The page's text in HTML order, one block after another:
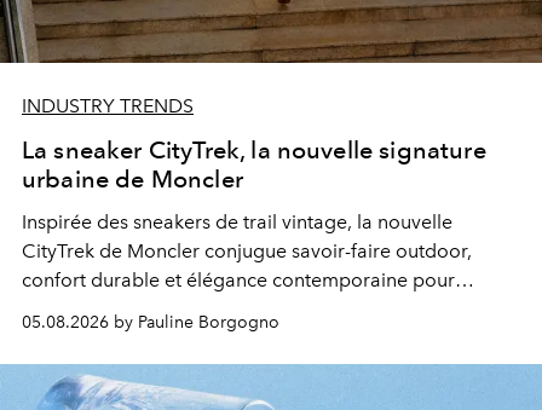
INDUSTRY TRENDS
La sneaker CityTrek, la nouvelle signature
urbaine de Moncler
Inspirée des sneakers de trail vintage, la nouvelle
CityTrek de Moncler conjugue savoir-faire outdoor,
confort durable et élégance contemporaine pour
05.08.2026 by Pauline Borgogno